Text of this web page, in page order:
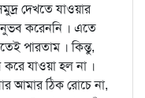
দেখতে যাওয়ার
করেননি । এতে
পারতাম । কিন্তু,
করে যাওয়া হল না ।
আমার ঠিক রোচে না,